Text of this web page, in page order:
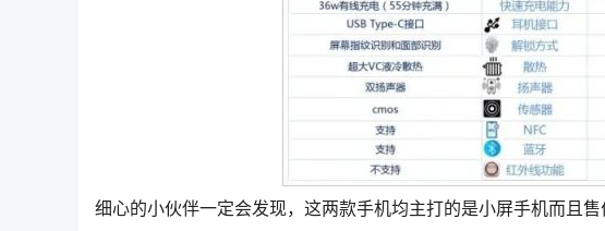
细心的小伙伴一定会发现，这两款手机均主打的是小屏手机而且